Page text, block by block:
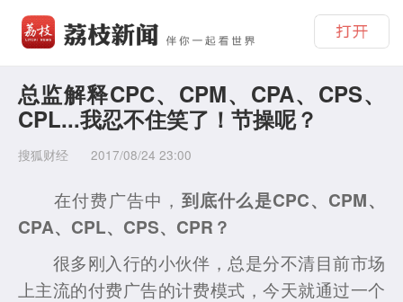
总监解释CPC、CPM、CPA、CPS、
CPL...我忍不住笑了！节操呢？
搜狐财经 2017/08/24 23:00
在付费广告中， 到底什么是CPC、CPM、
CPA、CPL、CPS、CPR？
很多刚入行的小伙伴，总是分不清目前市场
上主流的付费广告的计费模式，今天就通过一个